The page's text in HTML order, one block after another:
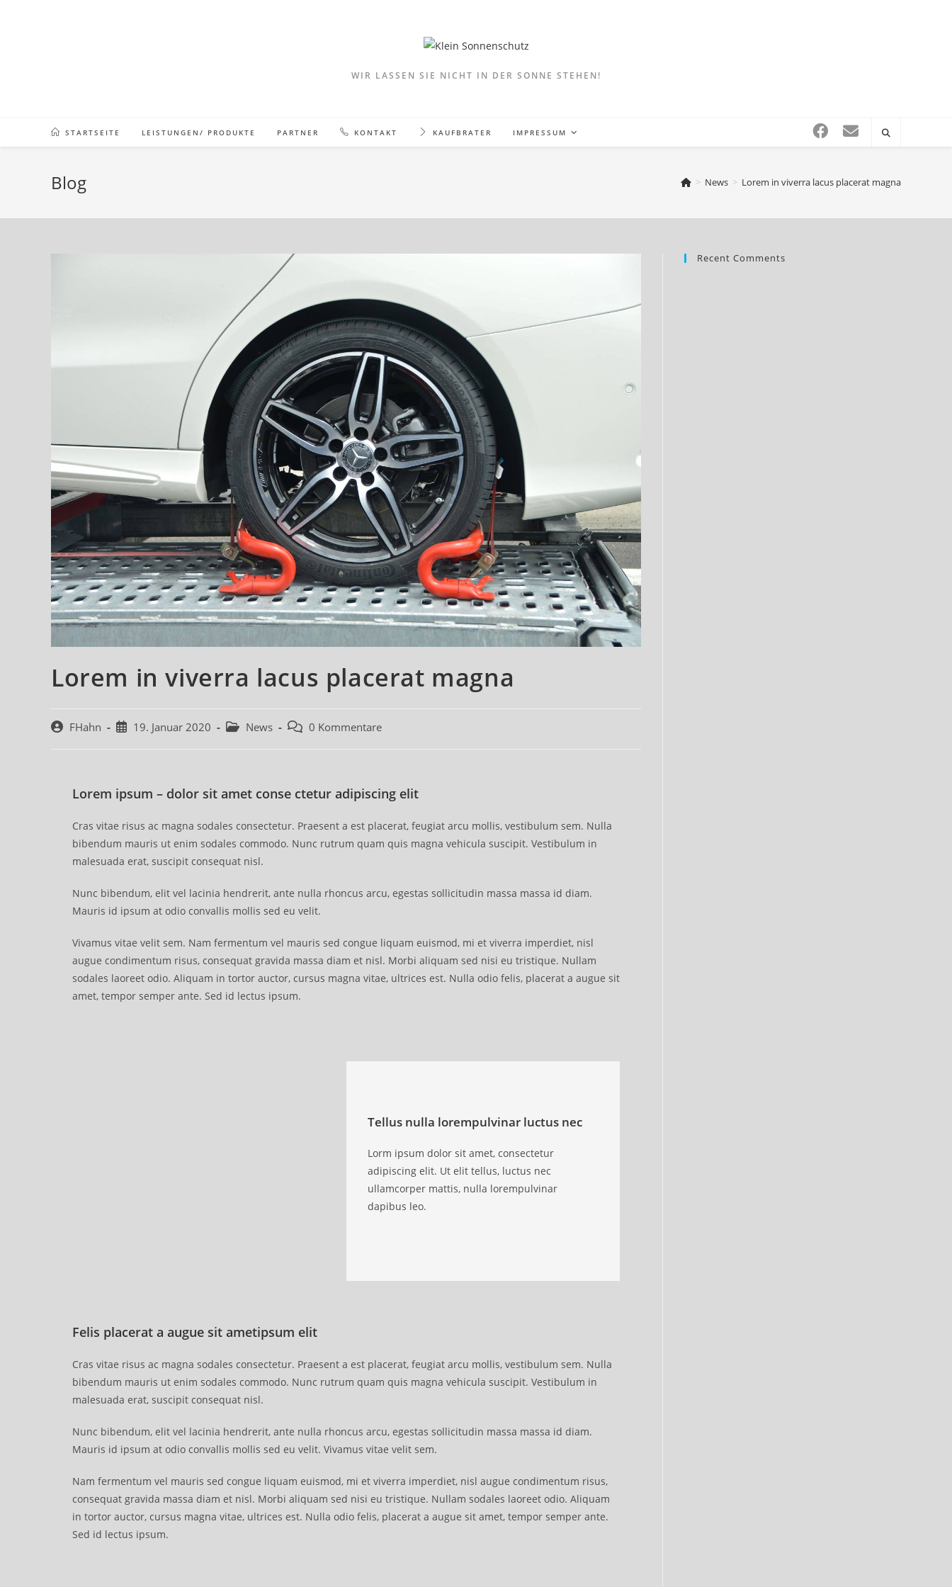
WIR LASSEN SIE NICHT IN DER SONNE STEHEN!
STARTSEITE LEISTUNGEN/ PRODUKTE PARTNER KONTAKT KAUFBRATER IMPRESSUM
Blog > News > Lorem in viverra lacus placerat magna
Lorem in viverra lacus placerat magna
FHahn 19. Januar 2020 News 0 Kommentare
Lorem ipsum – dolor sit amet conse ctetur adipiscing elit
Cras vitae risus ac magna sodales consectetur. Praesent a est placerat, feugiat arcu mollis, vestibulum sem. Nulla
bibendum mauris ut enim sodales commodo. Nunc rutrum quam quis magna vehicula suscipit. Vestibulum in
malesuada erat, suscipit consequat nisl.
Nunc bibendum, elit vel lacinia hendrerit, ante nulla rhoncus arcu, egestas sollicitudin massa massa id diam.
Mauris id ipsum at odio convallis mollis sed eu velit.
Vivamus vitae velit sem. Nam fermentum vel mauris sed congue liquam euismod, mi et viverra imperdiet, nisl
augue condimentum risus, consequat gravida massa diam et nisl. Morbi aliquam sed nisi eu tristique. Nullam
sodales laoreet odio. Aliquam in tortor auctor, cursus magna vitae, ultrices est. Nulla odio felis, placerat a augue sit
amet, tempor semper ante. Sed id lectus ipsum.
Tellus nulla lorempulvinar luctus nec
Lorm ipsum dolor sit amet, consectetur
adipiscing elit. Ut elit tellus, luctus nec
ullamcorper mattis, nulla lorempulvinar
dapibus leo.
Felis placerat a augue sit ametipsum elit
Cras vitae risus ac magna sodales consectetur. Praesent a est placerat, feugiat arcu mollis, vestibulum sem. Nulla
bibendum mauris ut enim sodales commodo. Nunc rutrum quam quis magna vehicula suscipit. Vestibulum in
malesuada erat, suscipit consequat nisl.
Nunc bibendum, elit vel lacinia hendrerit, ante nulla rhoncus arcu, egestas sollicitudin massa massa id diam.
Mauris id ipsum at odio convallis mollis sed eu velit. Vivamus vitae velit sem.
Nam fermentum vel mauris sed congue liquam euismod, mi et viverra imperdiet, nisl augue condimentum risus,
consequat gravida massa diam et nisl. Morbi aliquam sed nisi eu tristique. Nullam sodales laoreet odio. Aliquam
in tortor auctor, cursus magna vitae, ultrices est. Nulla odio felis, placerat a augue sit amet, tempor semper ante.
Sed id lectus ipsum.
Recent Comments